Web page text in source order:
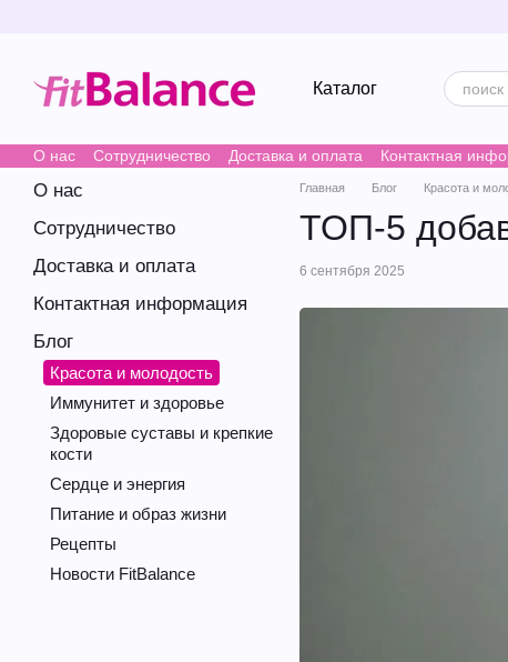
Каталог
О нас Сотрудничество Доставка и оплата Контактная
Главная Блог Красота и
ТОП-5
6 сентября 2025
О нас
Сотрудничество
Доставка и оплата
Контактная информация
Блог
Красота и молодость
Иммунитет и здоровье
Здоровые суставы и крепкие
кости
Сердце и энергия
Питание и образ жизни
Рецепты
Новости FitBalance